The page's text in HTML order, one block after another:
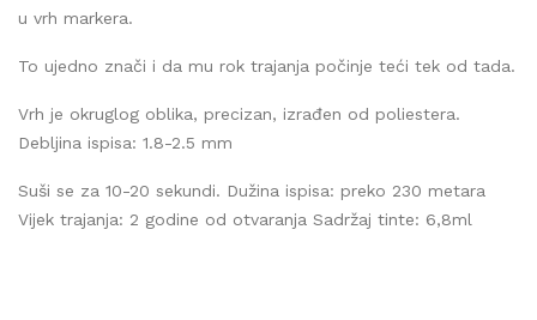
u vrh markera.
To ujedno znači i da mu rok trajanja počinje teći tek od tada.
Vrh je okruglog oblika, precizan, izrađen od poliestera.
Debljina ispisa: 1.8-2.5 mm
Suši se za 10-20 sekundi. Dužina ispisa: preko 230 metara
Vijek trajanja: 2 godine od otvaranja Sadržaj tinte: 6,8ml